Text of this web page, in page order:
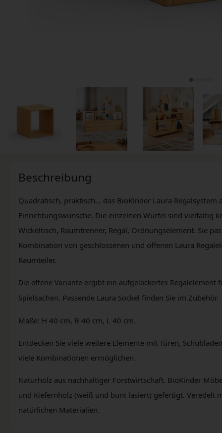
Beschreibung
Quadratisch, praktisch... das BioKinder Laura
Einrichtungswünsche. Die einzelnen Würfel sind vielfältig
Wickeltisch, Raumtrenner, Regal, Ordnungselement. Sie
Kombination von geschlossenen und offenen Laura
Raumteiler.
Die offene Variante ergibt ein aufgelockertes Regalelement
Spielsachen. Passende Laura Sockel finden Sie im Zubehör.
Maße: H 40 cm, B 40 cm, L 40 cm.
Entdecken Sie viele weitere Elemente mit Türen,
viele Kombinationen ermöglichen.
Naturholz aus nachhaltiger Forstwirtschaft. BioKinder
und Kiefernholz (weiß und bunt lasiert) gefertigt. Veredelt
natürlichen Materialien.